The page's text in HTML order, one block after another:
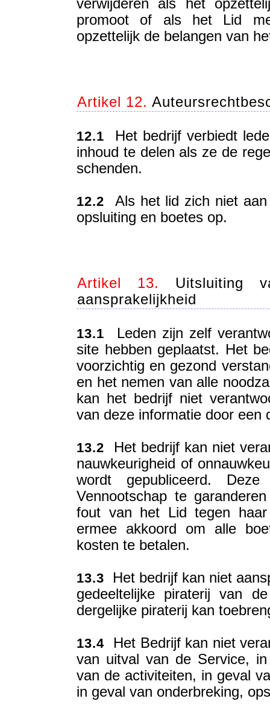
verwijderen als het
promoot of als het Lid
opzettelijk de belangen van
Artikel 12.
12.1 Het bedrijf verbiedt
inhoud te delen als ze de
schenden.
12.2 Als het lid zich niet
opsluiting en boetes op.
Artikel 13.
Uitsluiting
aansprakelijkheid
13.1 Leden zijn zelf
site hebben geplaatst. Het
voorzichtig en gezond
en het nemen van alle
kan het bedrijf niet
van deze informatie door een
13.2 Het bedrijf kan niet
nauwkeurigheid of
wordt gepubliceerd.
Vennootschap te
fout van het Lid tegen
ermee akkoord om alle
kosten te betalen.
13.3 Het bedrijf kan niet
gedeeltelijke piraterij van
dergelijke piraterij kan
13.4 Het Bedrijf kan niet
van uitval van de Service,
van de activiteiten, in geval
in geval van onderbreking,